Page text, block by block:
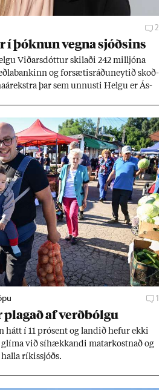
2
þókn­un vegna sjóðs­ins
Við­ars­dótt­ur skil­aði 242 millj­óna
og for­sæt­is­ráðu­neyt­ið skoð­
þar sem unnusti Helgu er Ás­
1
plag­að af verð­bólgu
hátt í 11 pró­sent og land­ið hef­ur ekki
við sí­hækk­andi mat­ar­kostn­að og
rík­is­sjóðs.